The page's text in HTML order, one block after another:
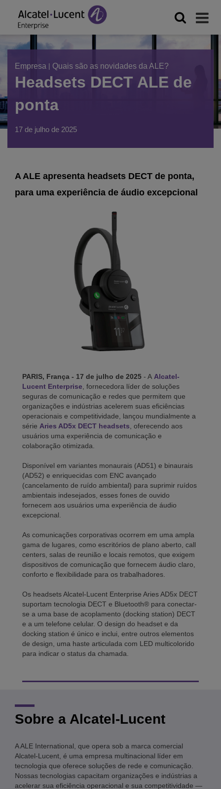
Empresa | Quais são as novidades da ALE?
Headsets DECT ALE de
ponta
17 de julho de 2025
A ALE apresenta headsets DECT de ponta,
para uma experiência de áudio excepcional
PARIS, França - 17 de julho de 2025 - A Alcatel-
Lucent Enterprise , fornecedora líder de soluções
seguras de comunicação e redes que permitem que
organizações e indústrias acelerem suas eficiências
operacionais e competitividade, lançou mundialmente a
série Aries AD5x DECT headsets , oferecendo aos
usuários uma experiência de comunicação e
colaboração otimizada.
Disponível em variantes monaurais (AD51) e binaurais
(AD52) e enriquecidas com ENC avançado
(cancelamento de ruído ambiental) para suprimir ruídos
ambientais indesejados, esses fones de ouvido
fornecem aos usuários uma experiência de áudio
excepcional.
As comunicações corporativas ocorrem em uma ampla
gama de lugares, como escritórios de plano aberto, call
centers, salas de reunião e locais remotos, que exigem
dispositivos de comunicação que fornecem áudio claro,
conforto e flexibilidade para os trabalhadores.
Os headsets Alcatel-Lucent Enterprise Aries AD5x DECT
suportam tecnologia DECT e Bluetooth® para conectar-
se a uma base de acoplamento (docking station) DECT
e a um telefone celular. O design do headset e da
docking station é único e inclui, entre outros elementos
de design, uma haste articulada com LED multicolorido
para indicar o status da chamada.
Sobre a Alcatel-Lucent
A ALE International, que opera sob a marca comercial
Alcatel-Lucent, é uma empresa multinacional líder em
tecnologia que oferece soluções de rede e comunicação.
Nossas tecnologias capacitam organizações e indústrias a
acelerar sua eficiência operacional e sua competitividade —